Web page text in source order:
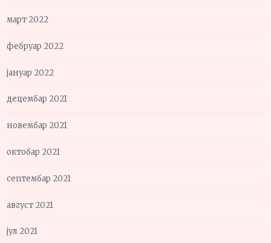
март 2022
фебруар 2022
јануар 2022
децембар 2021
новембар 2021
октобар 2021
септембар 2021
август 2021
јул 2021